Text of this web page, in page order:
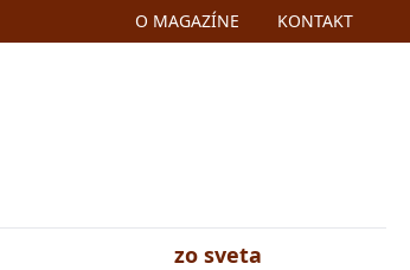
O MAGAZÍNE KONTAKT
zo sveta